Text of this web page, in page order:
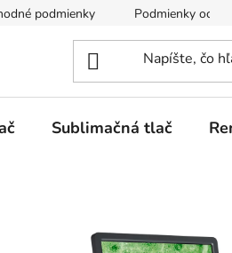
podmienky Podmienky
Sublimačná tlač